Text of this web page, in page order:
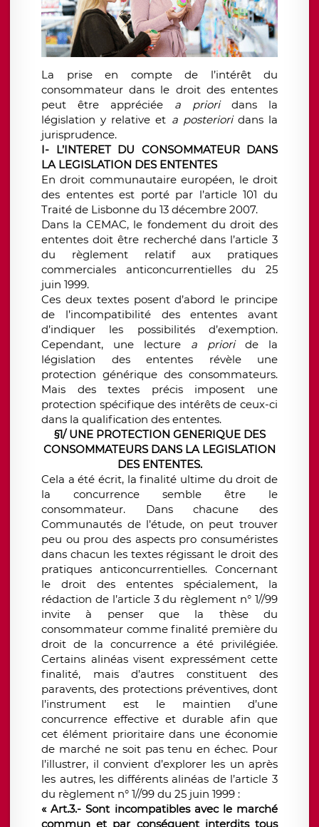
La prise en compte de l’intérêt du
consommateur dans le droit des ententes
peut être appréciée a prioridans la
législation y relative et a posterioridans la
jurisprudence.
I- L’INTERET DU CONSOMMATEUR DANS
LA LEGISLATION DES ENTENTES
En droit communautaire européen, le droit
des ententes est porté par l’article 101 du
Traité de Lisbonne du 13 décembre 2007.
Dans la CEMAC, le fondement du droit des
ententes doit être recherché dans l’article 3
du règlement relatif aux pratiques
commerciales anticoncurrentielles du 25
juin 1999.
Ces deux textes posent d’abord le principe
de l’incompatibilité des ententes avant
d’indiquer les possibilités d’exemption.
Cependant, une lecture a prioride la
législation des ententes révèle une
protection générique des consommateurs.
Mais des textes précis imposent une
protection spécifique des intérêts de ceux-ci
dans la qualification des ententes.
§1/ UNE PROTECTION GENERIQUE DES
CONSOMMATEURS DANS LA LEGISLATION
DES ENTENTES.
Cela a été écrit, la finalité ultime du droit de
la concurrence semble être le
consommateur. Dans chacune des
Communautés de l’étude, on peut trouver
peu ou prou des aspects pro consuméristes
dans chacun les textes régissant le droit des
pratiques anticoncurrentielles. Concernant
le droit des ententes spécialement, la
rédaction de l’article 3 du règlement n° 1//99
invite à penser que la thèse du
consommateur comme finalité première du
droit de la concurrence a été privilégiée.
Certains alinéas visent expressément cette
finalité, mais d’autres constituent des
paravents, des protections préventives, dont
l’instrument est le maintien d’une
concurrence effective et durable afin que
cet élément prioritaire dans une économie
de marché ne soit pas tenu en échec. Pour
l’illustrer, il convient d’explorer les un après
les autres, les différents alinéas de l’article 3
du règlement n° 1//99 du 25 juin 1999 :
« Art.3.- Sont incompatibles avec le marché
commun et par conséquent interdits tous